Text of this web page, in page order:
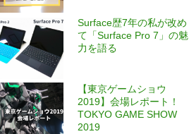
Surface歴7年の私が改め
て「Surface Pro 7」の魅
力を語る
【東京ゲームショウ
2019】会場レポート！
TOKYO GAME SHOW
2019